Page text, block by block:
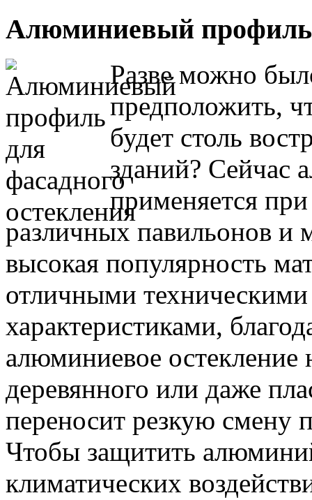
Алюминиевый профиль
Разве можно
предположить,
будет столь
зданий? Сейчас
применяется
различных павильонов и
высокая популярность
отличными
характеристиками,
алюминиевое остекление
деревянного или даже
переносит резкую смену
Чтобы защитить
климатических